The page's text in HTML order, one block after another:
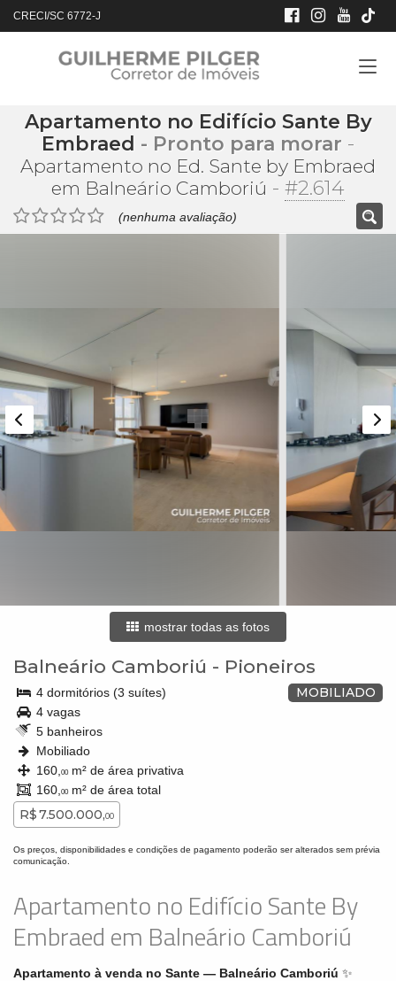
CRECI/SC 6772-J
Apartamento no Edifício Sante By
Embraed - Pronto para morar -
Apartamento no Ed. Sante by Embraed
em Balneário Camboriú - #2.614
(nenhuma avaliação)
mostrar todas as fotos
Balneário Camboriú - Pioneiros
MOBILIADO
4 dormitórios (3 suítes)
4 vagas
5 banheiros
Mobiliado
160, 00m² de área privativa
160, 00m² de área total
R$ 7.500.000,00
Os preços, disponibilidades e condições de pagamento poderão ser alterados sem prévia
comunicação.
Apartamento no Edifício Sante By
Embraed em Balneário Camboriú
Apartamento à venda no Sante — Balneário Camboriú ✨